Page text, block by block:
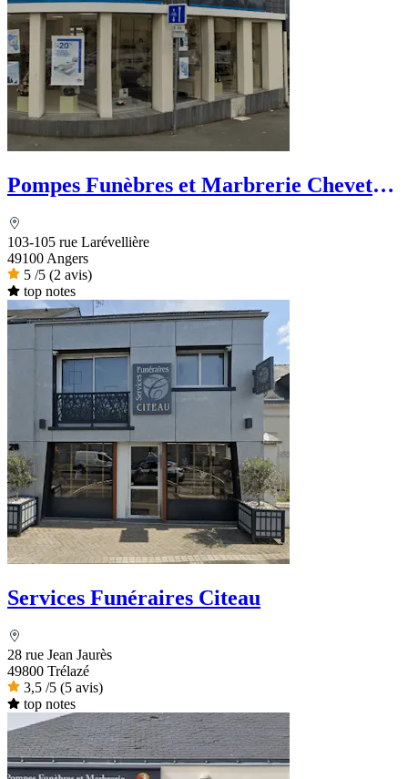
Pompes Funèbres et Marbrerie Chevet-
103-105 rue Larévellière
49100 Angers
5 /5 (2 avis)
top notes
Services Funéraires Citeau
28 rue Jean Jaurès
49800 Trélazé
3,5 /5 (5 avis)
top notes